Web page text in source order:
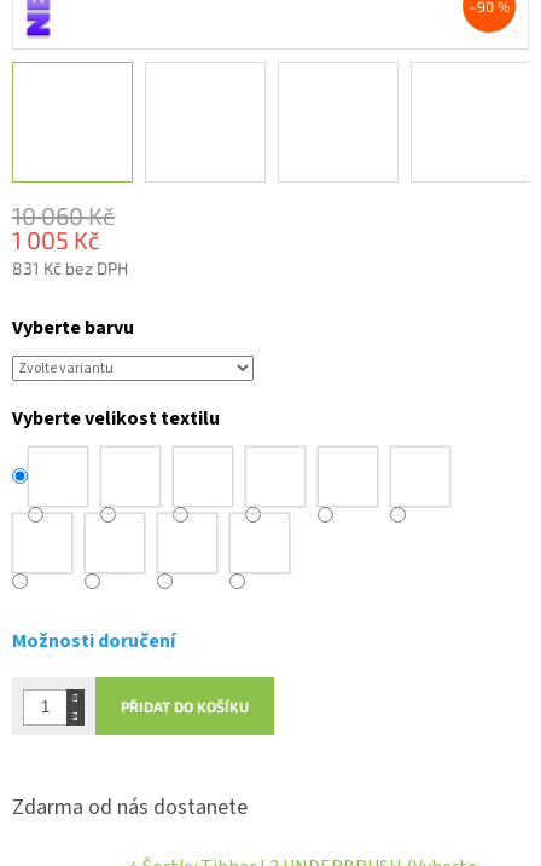
–90 %
10 060 Kč
1 005 Kč
831 Kč bez DPH
cena:
Vyberte barvu
Vyberte velikost textilu
Možnosti doručení
PŘIDAT DO KOŠÍKU
Zdarma od nás dostanete